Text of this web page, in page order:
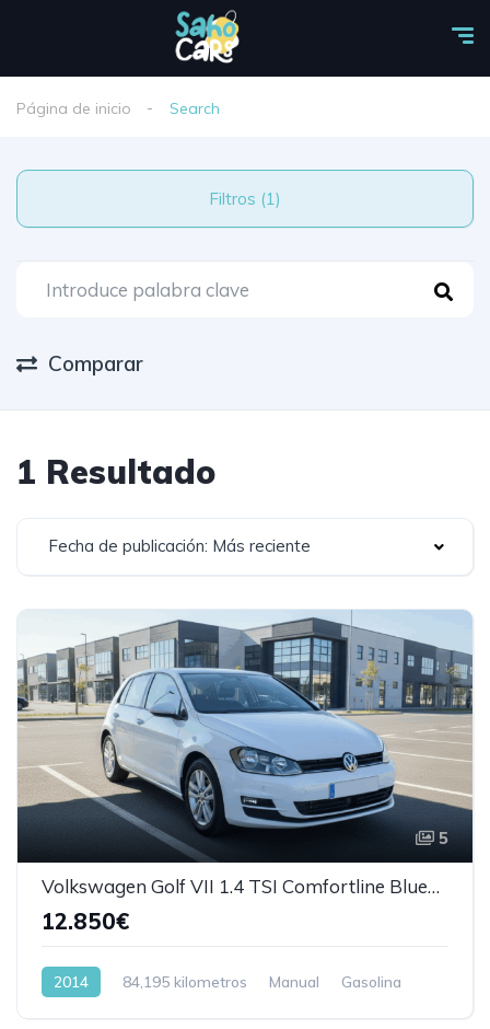
Página de inicio Search
Filtros (1)
Comparar
1 Resultado
Fecha de publicación: Más reciente
5
Volkswagen Golf VII 1.4 TSI Comfortline BlueMotion Tech
12.850€
2014 84,195 kilometros Manual Gasolina